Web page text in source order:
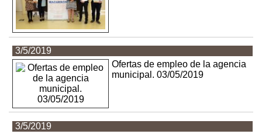
3/5/2019
Ofertas de empleo de la agencia
municipal. 03/05/2019
3/5/2019